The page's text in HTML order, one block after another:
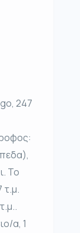
247
Το
τ.μ.
α, 1